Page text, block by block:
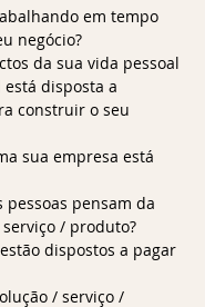
negócio?
disposta a
construir o seu
/ produto?